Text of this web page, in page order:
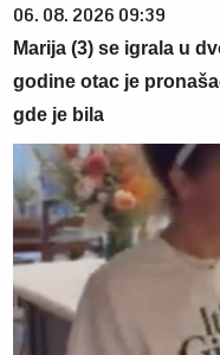
06. 08. 2026 09:39
Marija (3) se igrala u
godine otac je
gde je bila